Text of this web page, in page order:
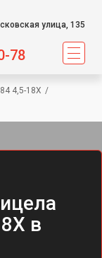
улица, 135
78
4,5-18X /
в